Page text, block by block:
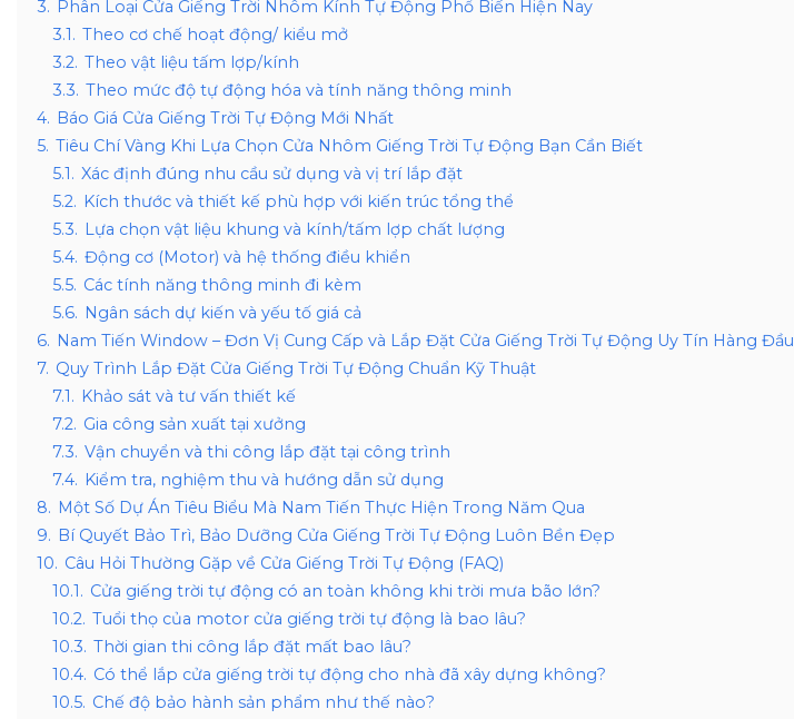
3. Phân Loại Cửa Giếng Trời Nhôm Kính Tự Động Phổ Biến Hiện Nay
3.1. Theo cơ chế hoạt động/ kiểu mở
3.2. Theo vật liệu tấm lợp/kính
3.3. Theo mức độ tự động hóa và tính năng thông minh
4. Báo Giá Cửa Giếng Trời Tự Động Mới Nhất
5. Tiêu Chí Vàng Khi Lựa Chọn Cửa Nhôm Giếng Trời Tự Động Bạn Cần Biết
5.1. Xác định đúng nhu cầu sử dụng và vị trí lắp đặt
5.2. Kích thước và thiết kế phù hợp với kiến trúc tổng thể
5.3. Lựa chọn vật liệu khung và kính/tấm lợp chất lượng
5.4. Động cơ (Motor) và hệ thống điều khiển
5.5. Các tính năng thông minh đi kèm
5.6. Ngân sách dự kiến và yếu tố giá cả
6. Nam Tiến Window – Đơn Vị Cung Cấp và Lắp Đặt Cửa Giếng Trời Tự Động Uy Tín Hàng Đầu
7. Quy Trình Lắp Đặt Cửa Giếng Trời Tự Động Chuẩn Kỹ Thuật
7.1. Khảo sát và tư vấn thiết kế
7.2. Gia công sản xuất tại xưởng
7.3. Vận chuyển và thi công lắp đặt tại công trình
7.4. Kiểm tra, nghiệm thu và hướng dẫn sử dụng
8. Một Số Dự Án Tiêu Biểu Mà Nam Tiến Thực Hiện Trong Năm Qua
9. Bí Quyết Bảo Trì, Bảo Dưỡng Cửa Giếng Trời Tự Động Luôn Bền Đẹp
10. Câu Hỏi Thường Gặp về Cửa Giếng Trời Tự Động (FAQ)
10.1. Cửa giếng trời tự động có an toàn không khi trời mưa bão lớn?
10.2. Tuổi thọ của motor cửa giếng trời tự động là bao lâu?
10.3. Thời gian thi công lắp đặt mất bao lâu?
10.4. Có thể lắp cửa giếng trời tự động cho nhà đã xây dựng không?
10.5. Chế độ bảo hành sản phẩm như thế nào?